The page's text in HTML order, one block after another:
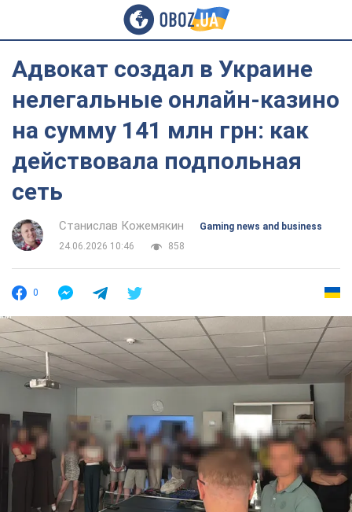
Адвокат создал в Украине
нелегальные онлайн-казино
на сумму 141 млн грн: как
действовала подпольная
сеть
Станислав Кожемякин
Gaming news and business
24.06.2026 10:46
858
0